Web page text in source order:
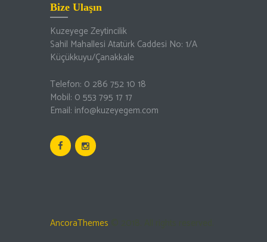
Bize Ulaşın
Kuzeyege Zeytincilik
Sahil Mahallesi Atatürk Caddesi No: 1/A
Küçükkuyu/Çanakkale
Telefon: 0 286 752 10 18
Mobil: 0 553 795 17 17
Email: info@kuzeyegem.com
AncoraThemes